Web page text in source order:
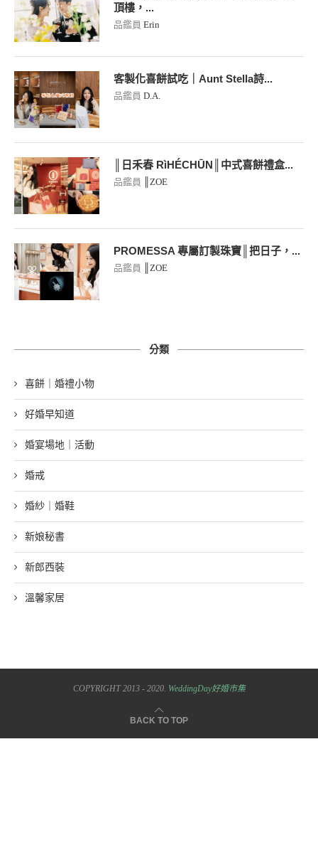
頂樓，...
品鑑員 Erin
客製化喜餅試吃｜Aunt Stella詩...
品鑑員 D.A.
║日禾春 RìHÉCHŪN║中式喜餅禮盒...
品鑑員 ║ZOE
PROMESSA 專屬訂製珠寶║把日子，...
品鑑員 ║ZOE
分類
喜餅｜婚禮小物
好婚早知道
婚宴場地｜活動
婚戒
婚紗｜婚鞋
新娘秘書
新郎西裝
溫馨家居
COPYRIGHT 2013 - 2020. WeddingDay好婚市集
BACK TO TOP